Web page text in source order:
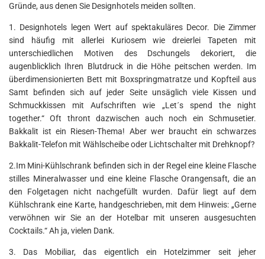
Gründe, aus denen Sie Designhotels meiden sollten.
1. Designhotels legen Wert auf spektakuläres Decor. Die Zimmer
sind häufig mit allerlei Kuriosem wie dreierlei Tapeten mit
unterschiedlichen Motiven des Dschungels dekoriert, die
augenblicklich Ihren Blutdruck in die Höhe peitschen werden. Im
überdimensionierten Bett mit Boxspringmatratze und Kopfteil aus
Samt befinden sich auf jeder Seite unsäglich viele Kissen und
Schmuckkissen mit Aufschriften wie „Let´s spend the night
together.“ Oft thront dazwischen auch noch ein Schmusetier.
Bakkalit ist ein Riesen-Thema! Aber wer braucht ein schwarzes
Bakkalit-Telefon mit Wählscheibe oder Lichtschalter mit Drehknopf?
2.Im Mini-Kühlschrank befinden sich in der Regel eine kleine Flasche
stilles Mineralwasser und eine kleine Flasche Orangensaft, die an
den Folgetagen nicht nachgefüllt wurden. Dafür liegt auf dem
Kühlschrank eine Karte, handgeschrieben, mit dem Hinweis: „Gerne
verwöhnen wir Sie an der Hotelbar mit unseren ausgesuchten
Cocktails.“ Ah ja, vielen Dank.
3. Das Mobiliar, das eigentlich ein Hotelzimmer seit jeher